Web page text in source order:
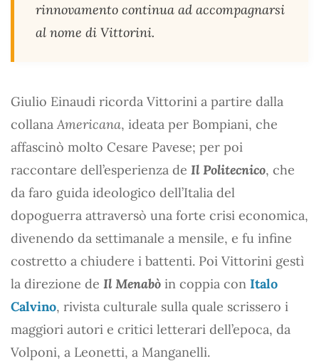
rinnovamento continua ad accompagnarsi
al nome di Vittorini.
Giulio Einaudi ricorda Vittorini a partire dalla
collana Americana, ideata per Bompiani, che
affascinò molto Cesare Pavese; per poi
raccontare dell’esperienza de Il Politecnico, che
da faro guida ideologico dell’Italia del
dopoguerra attraversò una forte crisi economica,
divenendo da settimanale a mensile, e fu infine
costretto a chiudere i battenti. Poi Vittorini gestì
la direzione de Il Menabò in coppia con Italo
Calvino, rivista culturale sulla quale scrissero i
maggiori autori e critici letterari dell’epoca, da
Volponi, a Leonetti, a Manganelli.